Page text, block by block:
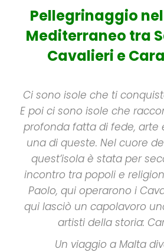
Pellegrinaggio
Mediterraneo tra
Cavalieri e
Ci sono isole che ti
E poi ci sono isole che
profonda fatta di fede, arte
una di queste. Nel cuore
quest’isola è stata per
incontro tra popoli e
Paolo, qui operarono i
qui lasciò un capolavoro
artisti della storia:
Un viaggio a Malta